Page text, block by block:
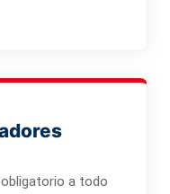
a todo